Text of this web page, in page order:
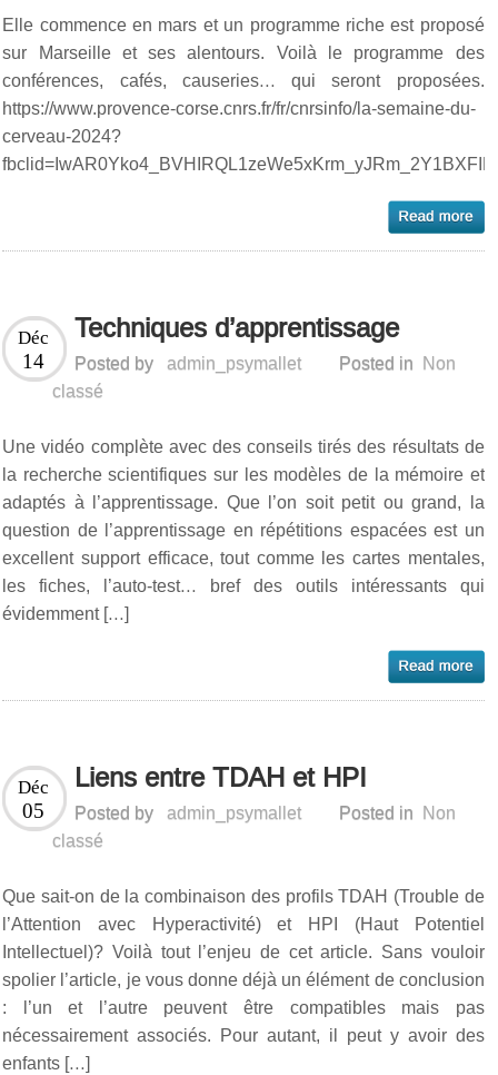
Elle commence en mars et un programme riche est proposé
sur Marseille et ses alentours. Voilà le programme des
conférences, cafés, causeries… qui seront proposées.
https://www.provence-corse.cnrs.fr/fr/cnrsinfo/la-semaine-du-
cerveau-2024?
Techniques d’apprentissage
Déc
14 Posted by admin_psymallet Posted in
Non
classé
Une vidéo complète avec des conseils tirés des résultats de
la recherche scientifiques sur les modèles de la mémoire et
adaptés à l’apprentissage. Que l’on soit petit ou grand, la
question de l’apprentissage en répétitions espacées est un
excellent support efficace, tout comme les cartes mentales,
les fiches, l’auto-test… bref des outils intéressants qui
évidemment […]
Liens entre TDAH et HPI
Déc
05 Posted by admin_psymallet Posted in
Non
classé
Que sait-on de la combinaison des profils TDAH (Trouble de
l’Attention avec Hyperactivité) et HPI (Haut Potentiel
Intellectuel)? Voilà tout l’enjeu de cet article. Sans vouloir
spolier l’article, je vous donne déjà un élément de conclusion
: l’un et l’autre peuvent être compatibles mais pas
nécessairement associés. Pour autant, il peut y avoir des
enfants […]